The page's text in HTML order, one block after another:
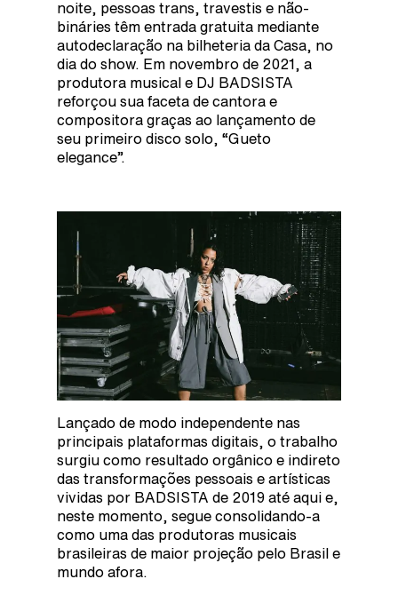
noite, pessoas trans, travestis e não-
bináries têm entrada gratuita mediante
autodeclaração na bilheteria da Casa, no
dia do show. Em novembro de 2021, a
produtora musical e DJ BADSISTA
reforçou sua faceta de cantora e
compositora graças ao lançamento de
seu primeiro disco solo, “Gueto
elegance”.
Lançado de modo independente nas
principais plataformas digitais, o trabalho
surgiu como resultado orgânico e indireto
das transformações pessoais e artísticas
vividas por BADSISTA de 2019 até aqui e,
neste momento, segue consolidando-a
como uma das produtoras musicais
brasileiras de maior projeção pelo Brasil e
mundo afora.